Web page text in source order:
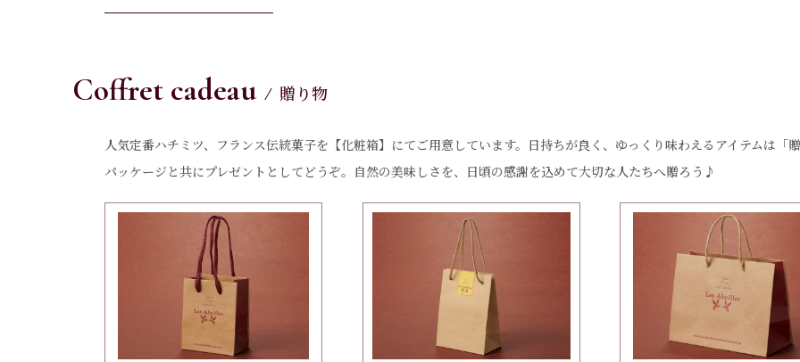
Coffret cadeau 贈り物
人気定番ハチミツ、フランス伝統菓子を【化粧箱】にてご用意しています。日持ちが良く、ゆっくり味わえるアイテムは
パッケージと共にプレゼントとしてどうぞ。自然の美味しさを、日頃の感謝を込めて大切な人たちへ贈ろう♪